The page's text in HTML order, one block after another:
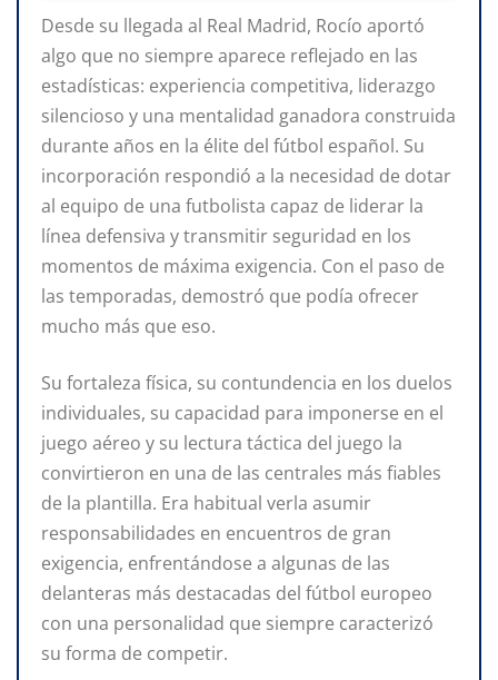
Desde su llegada al Real Madrid, Rocío aportó
algo que no siempre aparece reflejado en las
estadísticas: experiencia competitiva, liderazgo
silencioso y una mentalidad ganadora construida
durante años en la élite del fútbol español. Su
incorporación respondió a la necesidad de dotar
al equipo de una futbolista capaz de liderar la
línea defensiva y transmitir seguridad en los
momentos de máxima exigencia. Con el paso de
las temporadas, demostró que podía ofrecer
mucho más que eso.
Su fortaleza física, su contundencia en los duelos
individuales, su capacidad para imponerse en el
juego aéreo y su lectura táctica del juego la
convirtieron en una de las centrales más fiables
de la plantilla. Era habitual verla asumir
responsabilidades en encuentros de gran
exigencia, enfrentándose a algunas de las
delanteras más destacadas del fútbol europeo
con una personalidad que siempre caracterizó
su forma de competir.